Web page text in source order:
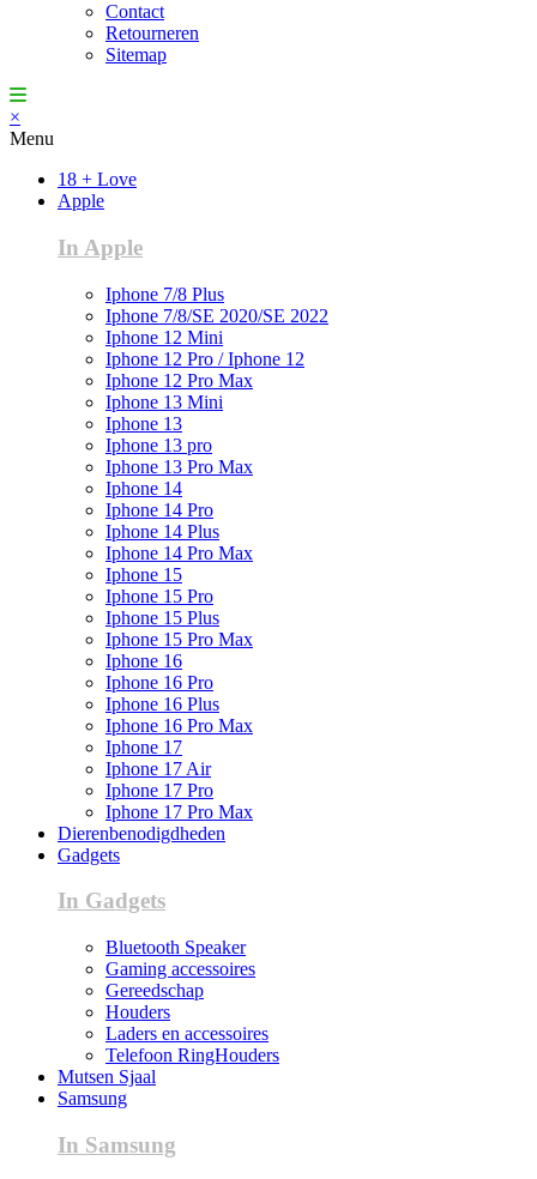
Contact
Retourneren
Sitemap
×
Menu
18 + Love
Apple
In Apple
Iphone 7/8 Plus
Iphone 7/8/SE 2020/SE 2022
Iphone 12 Mini
Iphone 12 Pro / Iphone 12
Iphone 12 Pro Max
Iphone 13 Mini
Iphone 13
Iphone 13 pro
Iphone 13 Pro Max
Iphone 14
Iphone 14 Pro
Iphone 14 Plus
Iphone 14 Pro Max
Iphone 15
Iphone 15 Pro
Iphone 15 Plus
Iphone 15 Pro Max
Iphone 16
Iphone 16 Pro
Iphone 16 Plus
Iphone 16 Pro Max
Iphone 17
Iphone 17 Air
Iphone 17 Pro
Iphone 17 Pro Max
Dierenbenodigdheden
Gadgets
In Gadgets
Bluetooth Speaker
Gaming accessoires
Gereedschap
Houders
Laders en accessoires
Telefoon RingHouders
Mutsen Sjaal
Samsung
In Samsung